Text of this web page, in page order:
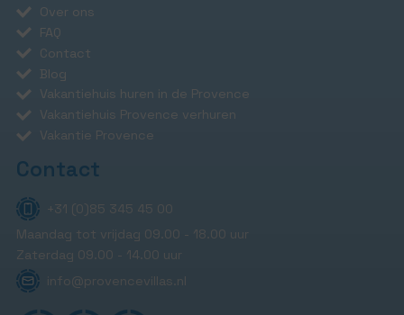
Over ons
FAQ
Contact
Blog
Vakantiehuis huren in de Provence
Vakantiehuis Provence verhuren
Vakantie Provence
Contact
+31 (0)85 345 45 00
Maandag tot vrijdag 09.00 - 18.00 uur
Zaterdag 09.00 - 14.00 uur
info@provencevillas.nl